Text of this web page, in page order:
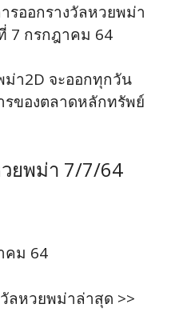
ออกรางวัลหวยพม่า
7 กรกฎาคม 64
ม่า2D จะออกทุกวัน
ของตลาดหลักทรัพย์
ยพม่า 7/7/64
คม 64
ลหวยพม่าล่าสุด >>